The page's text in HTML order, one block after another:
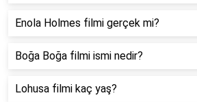
Enola Holmes filmi gerçek mi?
Boğa Boğa filmi ismi nedir?
Lohusa filmi kaç yaş?